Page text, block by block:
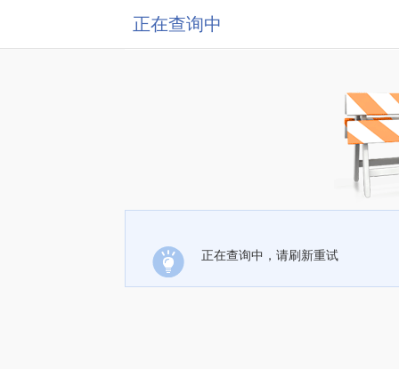
正在查询中
正在查询中，请刷新重试